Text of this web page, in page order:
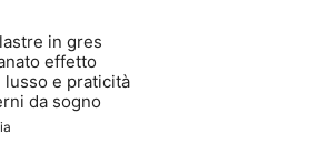
in gres
effetto
lusso e praticità
da sogno